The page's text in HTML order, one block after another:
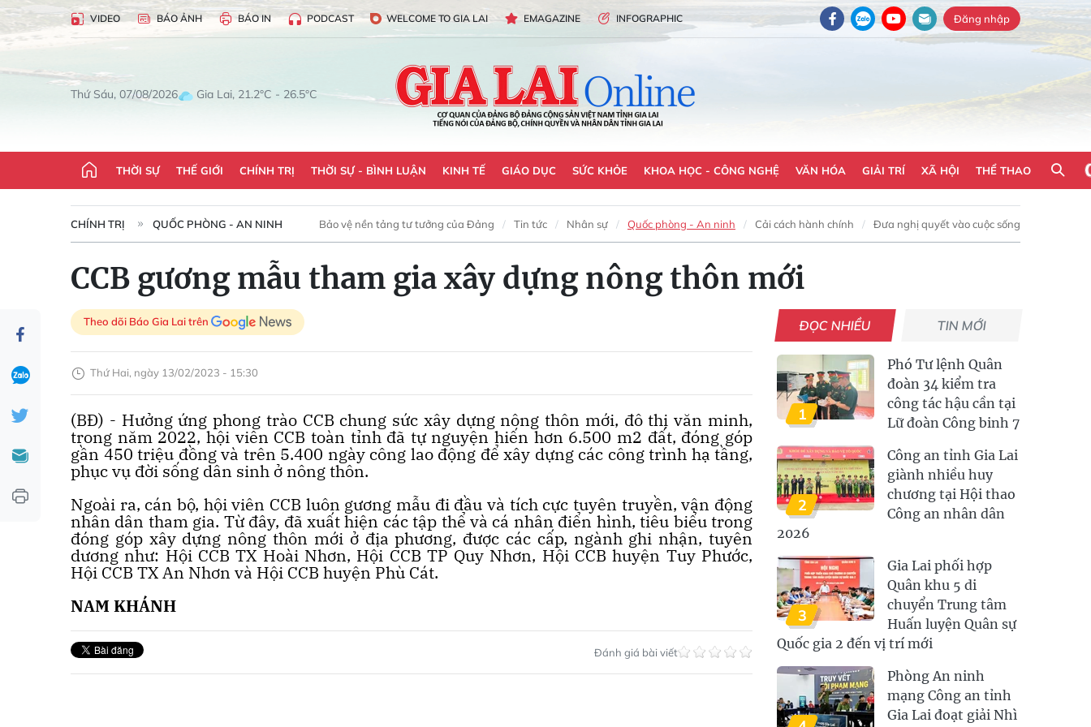
VIDEO BÁO ẢNH BÁO IN PODCAST WELCOME TO GIA LAI EMAGAZINE INFOGRAPHIC Đăng nhập
Thứ Sáu, 07/08/2026 Gia Lai, 21.2°C - 26.5°C
THỜI SỰ THẾ GIỚI CHÍNH TRỊ THỜI SỰ - BÌNH LUẬN KINH TẾ GIÁO DỤC SỨC KHỎE KHOA HỌC - CÔNG NGHỆ VĂN HÓA GIẢI TRÍ XÃ HỘI THỂ THAO
CHÍNH TRỊ QUỐC PHÒNG - AN NINH Bảo vệ nền tảng tư tưởng của Đảng Tin tức Nhân sự Quốc phòng - An ninh Cải cách hành chính Đưa nghị quyết vào cuộc sống
CCB gương mẫu tham gia xây dựng nông thôn mới
Theo dõi Báo Gia Lai trên
Thứ Hai, ngày 13/02/2023 - 15:30
(BĐ) - Hưởng ứng phong trào CCB chung sức xây dựng nông thôn mới, đô thị văn minh,
trong năm 2022, hội viên CCB toàn tỉnh đã tự nguyện hiến hơn 6.500 m2 đất, đóng góp
gần 450 triệu đồng và trên 5.400 ngày công lao động để xây dựng các công trình hạ tầng,
phục vụ đời sống dân sinh ở nông thôn.
Ngoài ra, cán bộ, hội viên CCB luôn gương mẫu đi đầu và tích cực tuyên truyền, vận động
nhân dân tham gia. Từ đây, đã xuất hiện các tập thể và cá nhân điển hình, tiêu biểu trong
đóng góp xây dựng nông thôn mới ở địa phương, được các cấp, ngành ghi nhận, tuyên
dương như: Hội CCB TX Hoài Nhơn, Hội CCB TP Quy Nhơn, Hội CCB huyện Tuy Phước,
Hội CCB TX An Nhơn và Hội CCB huyện Phù Cát.
NAM KHÁNH
Đánh giá bài viết
ĐỌC NHIỀU TIN MỚI
1
Phó Tư lệnh Quân
đoàn 34 kiểm tra
công tác hậu cần tại
Lữ đoàn Công binh 7
2
Công an tỉnh Gia Lai
giành nhiều huy
chương tại Hội thao
Công an nhân dân
2026
3
Gia Lai phối hợp
Quân khu 5 di
chuyển Trung tâm
Huấn luyện Quân sự
Quốc gia 2 đến vị trí mới
Phòng An ninh
mạng Công an tỉnh
Gia Lai đoạt giải Nhì